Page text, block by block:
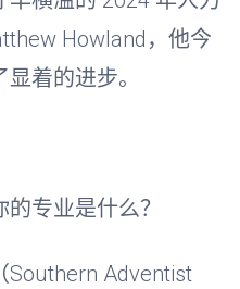
Howland ，他今
显着的进步。
专业是什么？
Southern Adventist